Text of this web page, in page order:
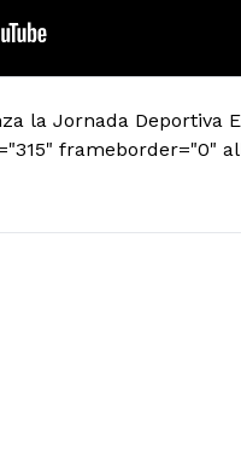
la Jornada Deportiva
frameborder="0"